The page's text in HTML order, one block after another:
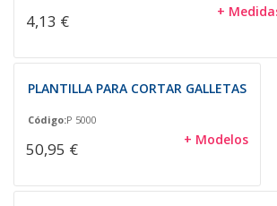
4,13 € +
PLANTILLA PARA CORTAR GALLETAS
Código:P 5000
50,95 € + Modelos